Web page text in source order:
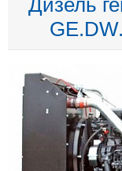
Дизель